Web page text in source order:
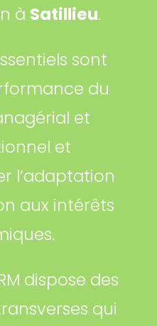
à Satillieu.
sont
du
et
et
l’adaptation
aux intérêts
dispose des
qui